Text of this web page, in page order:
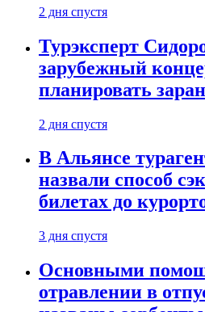
2 дня спустя
Турэксперт
зарубежный
планировать
2 дня спустя
В Альянсе
назвали способ
билетах до
3 дня спустя
Основными
отравлении в